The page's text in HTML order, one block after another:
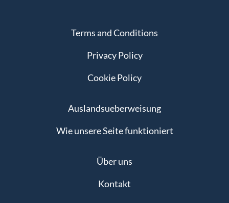
Terms and Conditions
Privacy Policy
Cookie Policy
Auslandsueberweisung
Wie unsere Seite funktioniert
Über uns
Kontakt